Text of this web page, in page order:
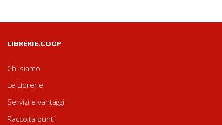
LIBRERIE.COOP
Chi siamo
Le Librerie
Servizi e vantaggi
Raccolta punti